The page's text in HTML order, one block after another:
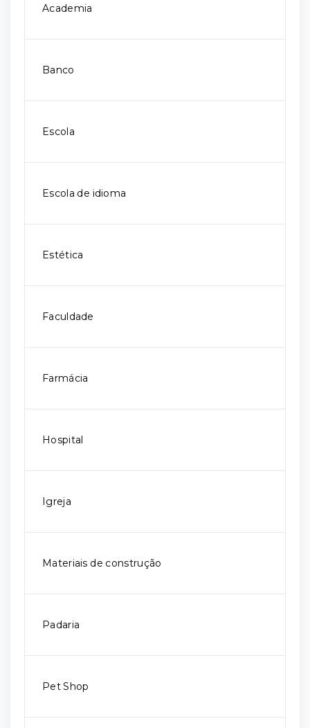
Academia
Banco
Escola
Escola de idioma
Estética
Faculdade
Farmácia
Hospital
Igreja
Materiais de construção
Padaria
Pet Shop